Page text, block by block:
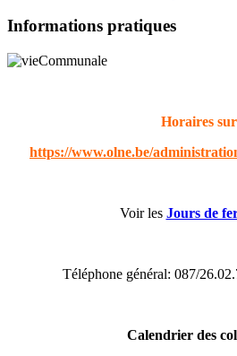
Informations pratiques
Horaires sur
https://www.olne.be/
Voir les Jours de
Téléphone général: 087/
Calendrier des